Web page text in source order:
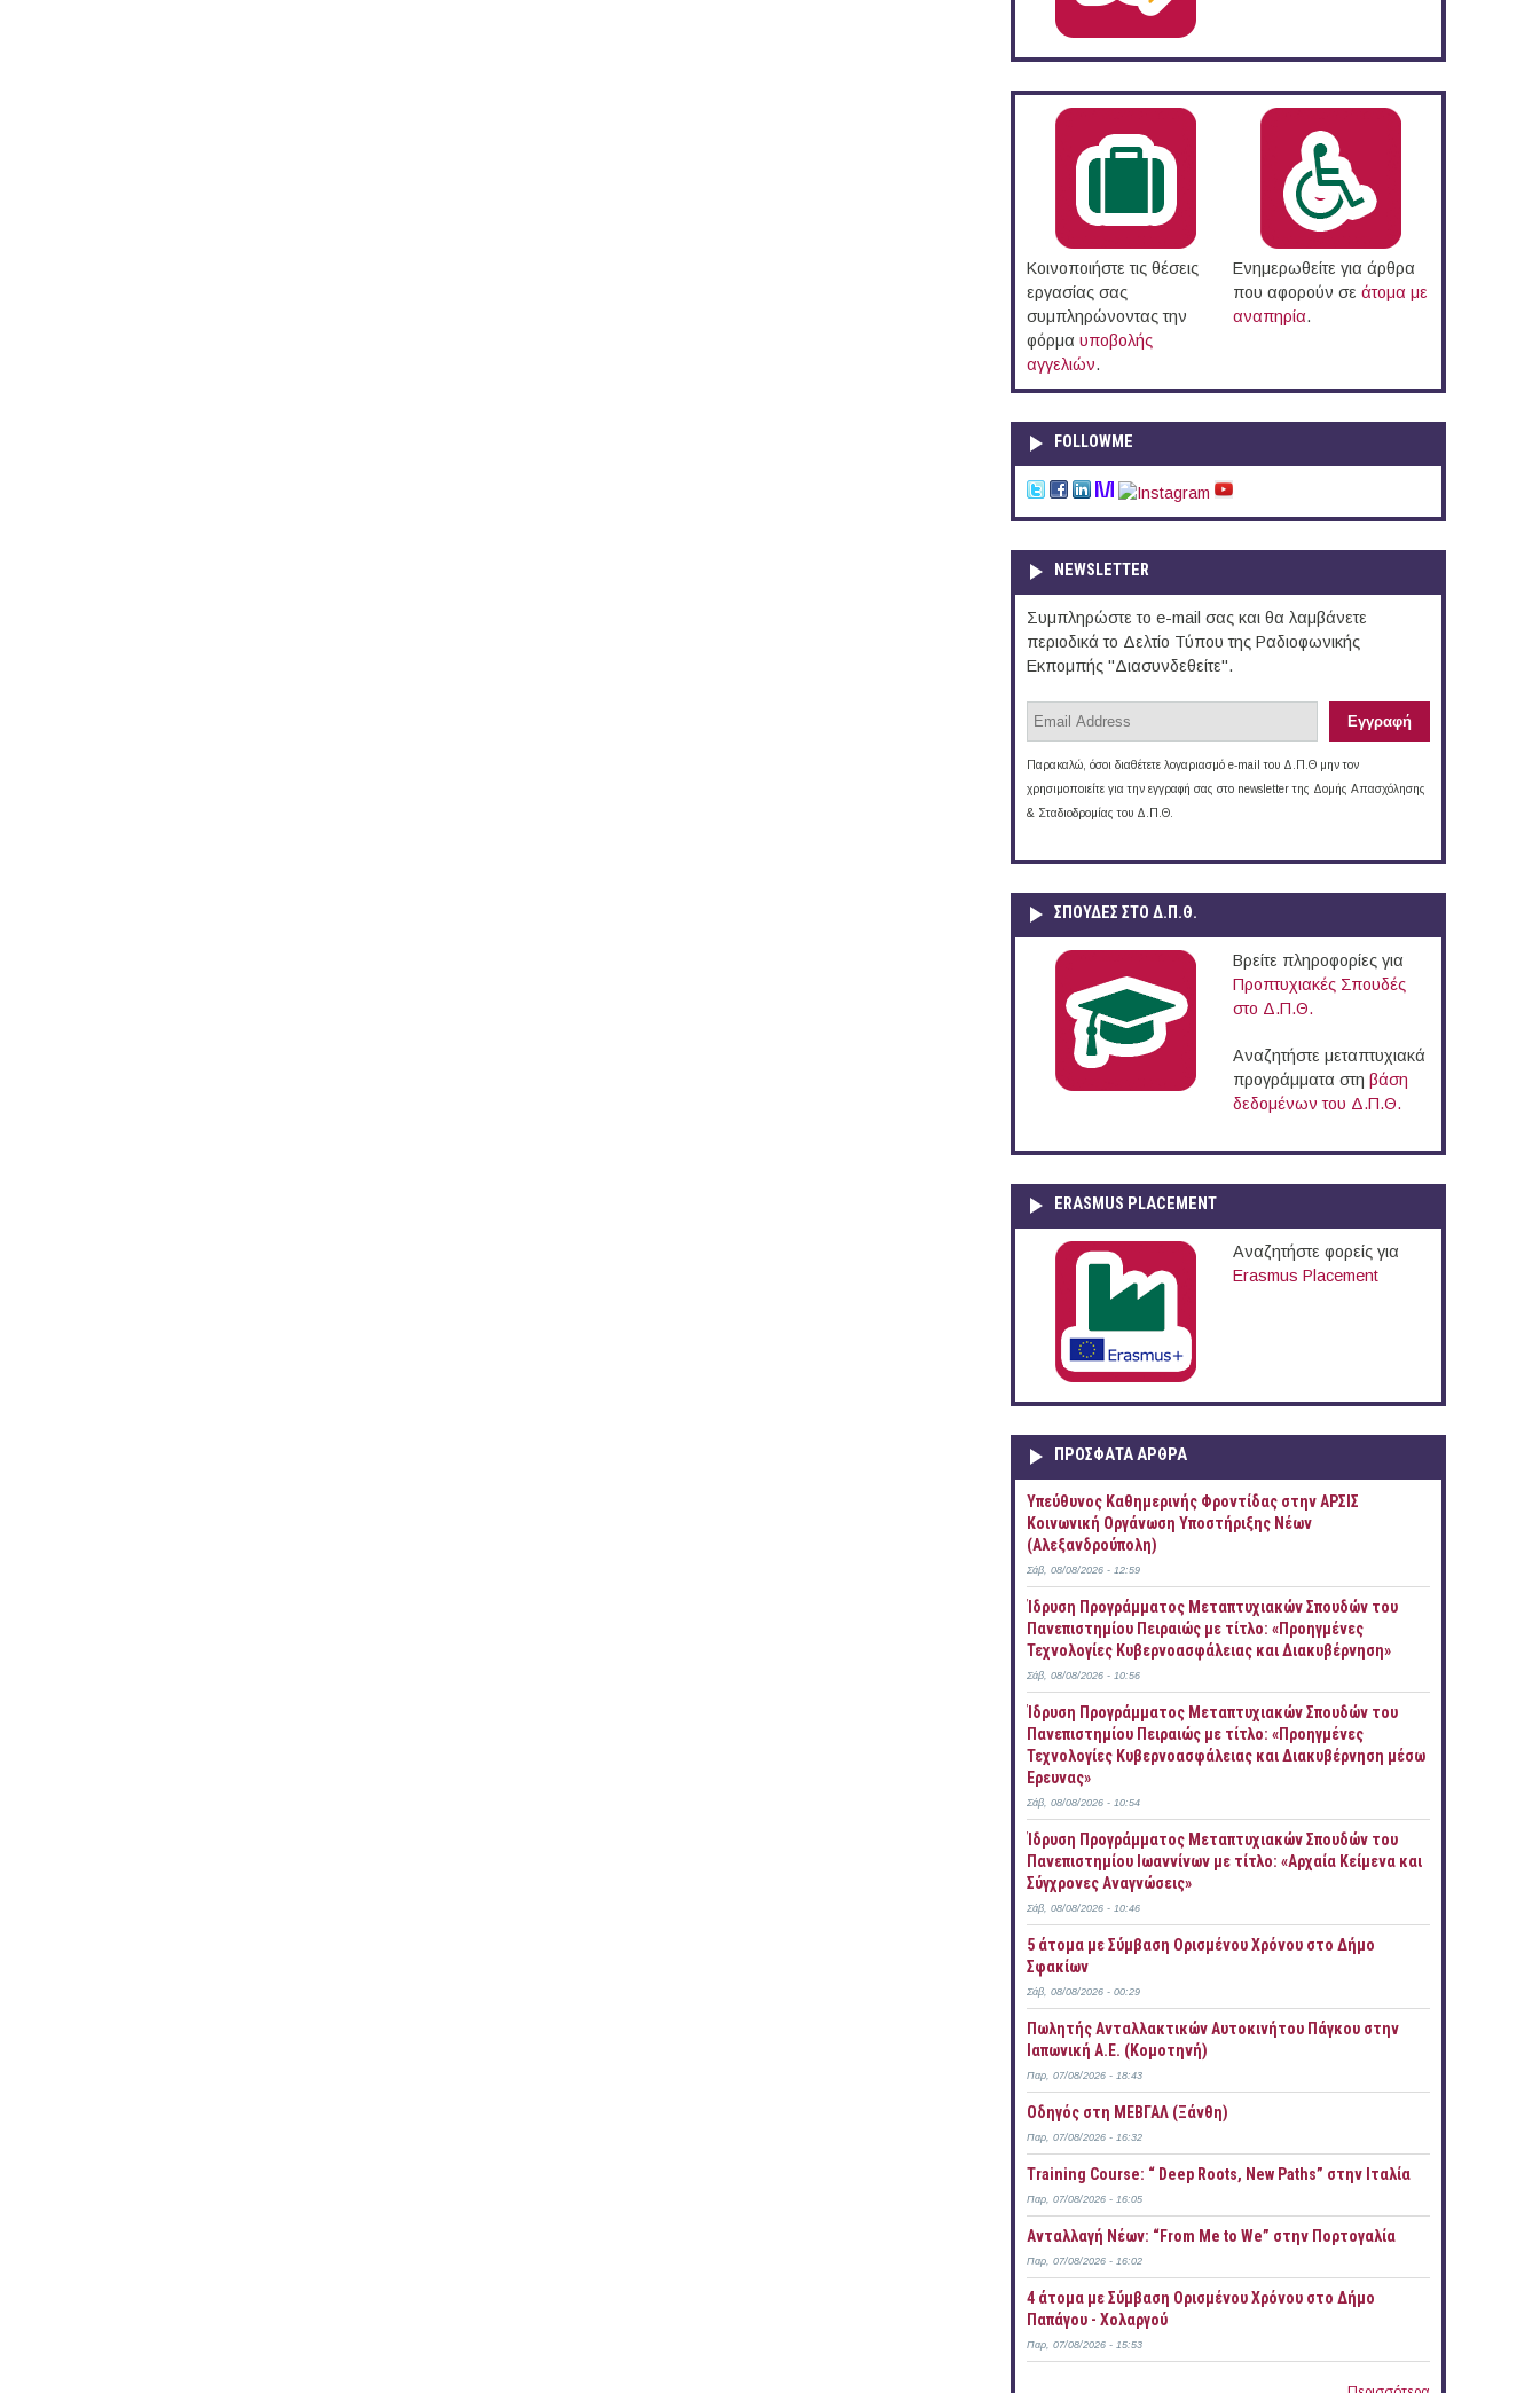
Κοινοποιήστε τις θέσεις
εργασίας σας
συμπληρώνοντας την
φόρμα υποβολής
αγγελιών.
Ενημερωθείτε για άρθρα
που αφορούν σε άτομα με
αναπηρία.
FOLLOWME
NEWSLETTER
Συμπληρώστε το e-mail σας και θα λαμβάνετε
περιοδικά το Δελτίο Τύπου της Ραδιοφωνικής
Εκπομπής "Διασυνδεθείτε".
Παρακαλώ, όσοι διαθέτετε λογαριασμό e-mail του Δ.Π.Θ μην τον
χρησιμοποιείτε για την εγγραφή σας στο newsletter της Δομής Απασχόλησης
& Σταδιοδρομίας του Δ.Π.Θ.
ΣΠΟΥΔΈΣ ΣΤΟ Δ.Π.Θ.
Βρείτε πληροφορίες για
Προπτυχιακές Σπουδές
στο Δ.Π.Θ.
Αναζητήστε μεταπτυχιακά
προγράμματα στη βάση
δεδομένων του Δ.Π.Θ.
ERASMUS PLACEMENT
Αναζητήστε φορείς για
Erasmus Placement
ΠΡOΣΦΑΤΑ AΡΘΡΑ
Yπεύθυνος Καθημερινής Φροντίδας στην ΑΡΣΙΣ
Κοινωνική Οργάνωση Υποστήριξης Νέων
(Αλεξανδρούπολη)
Σάβ, 08/08/2026 - 12:59
Ίδρυση Προγράμματος Μεταπτυχιακών Σπουδών του
Πανεπιστημίου Πειραιώς με τίτλο: «Προηγμένες
Τεχνολογίες Κυβερνοασφάλειας και Διακυβέρνηση»
Σάβ, 08/08/2026 - 10:56
Ίδρυση Προγράμματος Μεταπτυχιακών Σπουδών του
Πανεπιστημίου Πειραιώς με τίτλο: «Προηγμένες
Τεχνολογίες Κυβερνοασφάλειας και Διακυβέρνηση μέσω
Έρευνας»
Σάβ, 08/08/2026 - 10:54
Ίδρυση Προγράμματος Μεταπτυχιακών Σπουδών του
Πανεπιστημίου Ιωαννίνων με τίτλο: «Αρχαία Κείμενα και
Σύγχρονες Αναγνώσεις»
Σάβ, 08/08/2026 - 10:46
5 άτομα με Σύμβαση Ορισμένου Χρόνου στο Δήμο
Σφακίων
Σάβ, 08/08/2026 - 00:29
Πωλητής Ανταλλακτικών Αυτοκινήτου Πάγκου στην
Ιαπωνική Α.Ε. (Κομοτηνή)
Παρ, 07/08/2026 - 18:43
Οδηγός στη ΜΕΒΓΑΛ (Ξάνθη)
Παρ, 07/08/2026 - 16:32
Training Course: “ Deep Roots, New Paths” στην Ιταλία
Παρ, 07/08/2026 - 16:05
Ανταλλαγή Νέων: “From Me to We” στην Πορτογαλία
Παρ, 07/08/2026 - 16:02
4 άτομα με Σύμβαση Ορισμένου Χρόνου στο Δήμο
Παπάγου - Χολαργού
Παρ, 07/08/2026 - 15:53